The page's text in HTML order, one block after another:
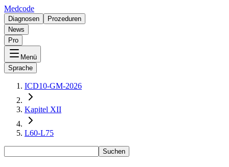
Medcode
Diagnosen
Prozeduren
News
Pro
Menü
Sprache
ICD10-GM-2026
Kapitel XII
L60-L75
Suchen